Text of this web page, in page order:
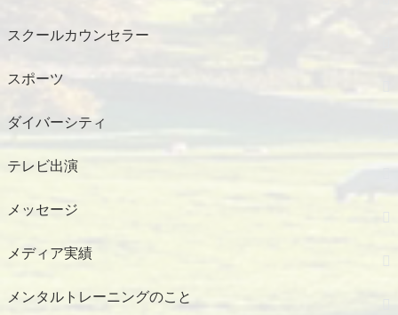
スクールカウンセラー
スポーツ
ダイバーシティ
テレビ出演
メッセージ
メディア実績
メンタルトレーニングのこと